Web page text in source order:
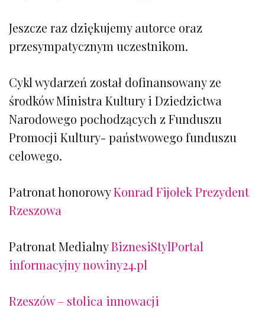
Jeszcze raz dziękujemy autorce oraz
przesympatycznym uczestnikom.
Cykl wydarzeń został dofinansowany ze
środków Ministra Kultury i Dziedzictwa
Narodowego pochodzących z Funduszu
Promocji Kultury- państwowego funduszu
celowego.
Patronat honorowyKonrad Fijołek Prezydent
Rzeszowa
Patronat MedialnyBiznesiStylPortal
informacyjny nowiny24.pl
Rzeszów – stolica innowacji